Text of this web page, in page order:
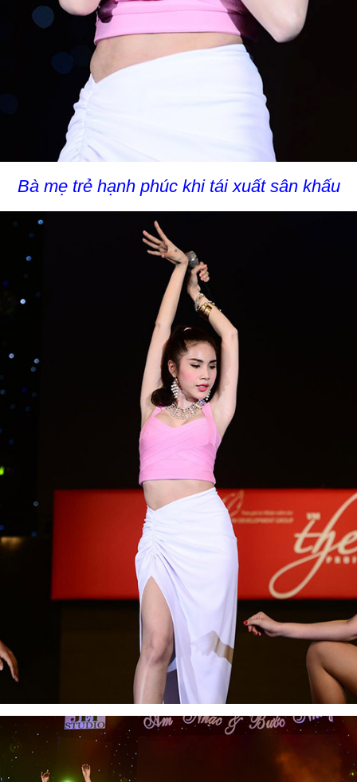
Bà mẹ trẻ hạnh phúc khi tái xuất sân khấu